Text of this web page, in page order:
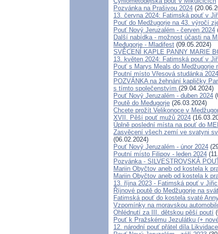
Pozvánka na Prašivou 2024
13. června 2024: Fatimská pouť v
Pouť do Medžugorje na 43. výročí
Pouť Nový Jeruzalém - červen 2024
Další nabídka - možnost účasti na
Međugorje - Mladifest (09.05.2024)
SVĚCENÍ KAPLE PANNY MARIE
13. květen 2024: Fatimská pouť v
Pouť s Marys Meals do Medžugorje
Poutní místo Vřesová studánka 2024
POZVÁNKA na žehnání kapličky
s tímto společenstvím (29.04.2024)
Pouť Nový Jeruzalém - duben 2024
Poutě do Međugorje (26.03.2024)
Chcete prožít Velikonoce v
XVII. Pěší pouť mužů 2024
Úplně poslední místa na pouť do
Zasvěcení všech zemí ve svatyni
(06.02.2024)
Pouť Nový Jeruzalém - únor 2024
Poutní místo Filipov - leden 2024
Pozvánka - SILVESTROVSKÁ
Mariin Obyčtov aneb od kostela k
Mariin Obyčtov aneb od kostela k
13. října 2023 - Fatimská pouť v
Říjnové poutě do Medžugorje na
Fatimská pouť do kostela svaté
Vzpomínky na moravskou
Ohlédnutí za III. dětskou pěší poutí
Pouť k Pražskému Jezulátku (+
12. národní pouť přátel díla